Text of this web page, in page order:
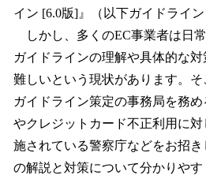
イン [6.0版]』（以下ガイドライン
しかし、多くのEC事業者は日常
ガイドラインの理解や具体的な
難しいという現状があります。そ
ガイドライン策定の事務局を務
やクレジットカード不正利用に
施されている警察庁などをお招
の解説と対策について分かりやす